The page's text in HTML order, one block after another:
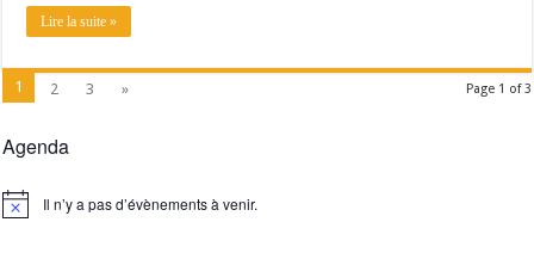
Lire la suite »
Page 1 of 3
1 2 3 »
Agenda
Notice Il n’y a pas d’évènements à venir.